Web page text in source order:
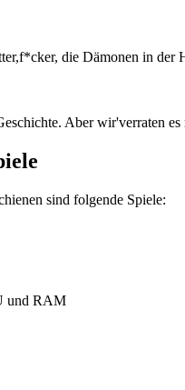
die Dämonen in der
Aber wir'verraten es
sind folgende Spiele:
und RAM